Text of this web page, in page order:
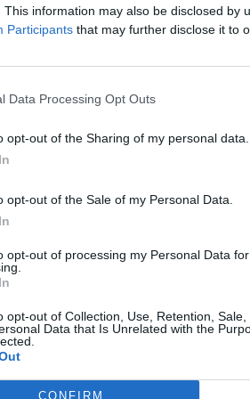
This information may also be disclosed by
Participants that may further disclose it to
Data Processing Opt Outs
opt-out of the Sharing of my personal data.
opt-out of the Sale of my Personal Data.
opt-out of processing my Personal Data
opt-out of Collection, Use, Retention,
Data that Is Unrelated with the
CONFIRM
de base, les dimensions sont
prévoir les mesures en
Placer un rail de berceau
des 1 x 2 supplémentaires au